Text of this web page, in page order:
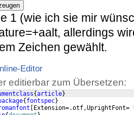
1 (wie ich sie mir
allerdings
Zeichen gewählt.
Editor
editierbar zum Übersetzen:
{article}
{ fontspec}
Extension=.otf,UprightFont=